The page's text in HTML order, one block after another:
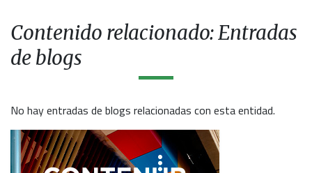
Contenido relacionado: Entradas
de blogs
No hay entradas de blogs relacionadas con esta entidad.